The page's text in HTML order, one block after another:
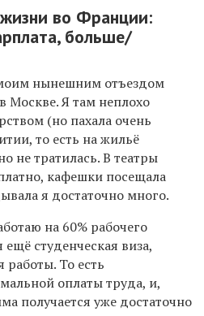
во Франции:
больше/
нынешним отъездом
Я там неплохо
(но пахала очень
то есть на жильё
не тратилась. В театры
кафешки посещала
я достаточно много.
на 60% рабочего
студенческая виза,
То есть
оплаты труда, и,
получается уже достаточно